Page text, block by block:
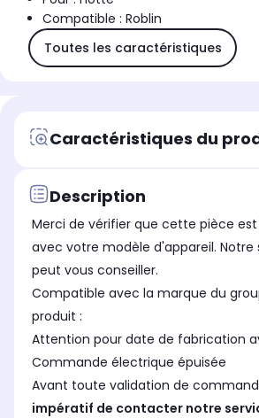
Compatible : Roblin
Toutes les caractéristiques
Caractéristiques du
Description
Merci de vérifier que cette pièce
avec votre modèle d'appareil. Notre
peut vous conseiller.
Compatible avec la marque du groupe :
produit :
Attention pour date de fabrication
Commande électrique épuisée
Avant toute validation de
impératif de contacter notre